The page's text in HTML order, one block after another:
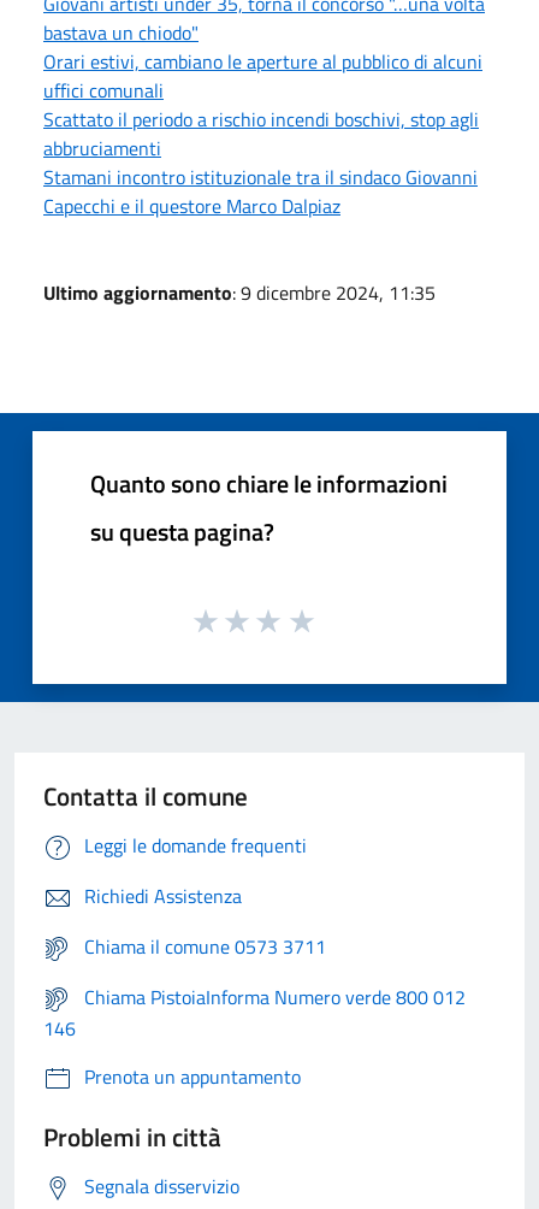
bastava un chiodo"
Orari estivi, cambiano le aperture al pubblico di alcuni
uffici comunali
Scattato il periodo a rischio incendi boschivi, stop agli
abbruciamenti
Stamani incontro istituzionale tra il sindaco Giovanni
Capecchi e il questore Marco Dalpiaz
Ultimo aggiornamento: 9 dicembre 2024, 11:35
Quanto sono chiare le informazioni
su questa pagina?
Contatta il comune
Leggi le domande frequenti
Richiedi Assistenza
Chiama il comune 0573 3711
Chiama PistoiaInforma Numero verde 800 012
146
Prenota un appuntamento
Problemi in città
Segnala disservizio